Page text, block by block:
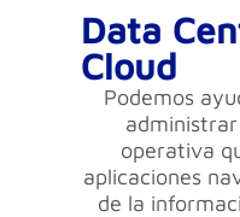
Data
Cloud
Podemos
operativa
aplicaciones
de la